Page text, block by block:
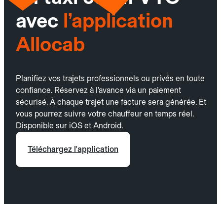
avec l’application
Allocab
Planifiez vos trajets professionnels ou privés en toute
confiance. Réservez à l’avance via un paiement
sécurisé. À chaque trajet une facture sera générée. Et
vous pourrez suivre votre chauffeur en temps réel.
Disponible sur iOS et Android.
Téléchargez l'application